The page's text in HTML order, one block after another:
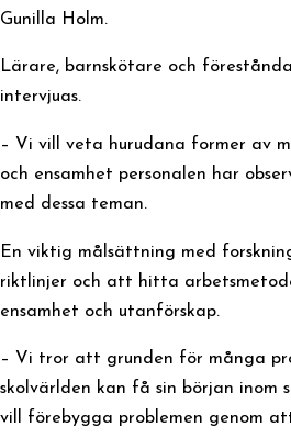
Gunilla Holm.
Lärare, barnskötare och
intervjuas.
– Vi vill veta hurudana former av
och ensamhet personalen har
med dessa teman.
En viktig målsättning med
riktlinjer och att hitta
ensamhet och utanförskap.
– Vi tror att grunden för många
skolvärlden kan få sin början inom
vill förebygga problemen genom